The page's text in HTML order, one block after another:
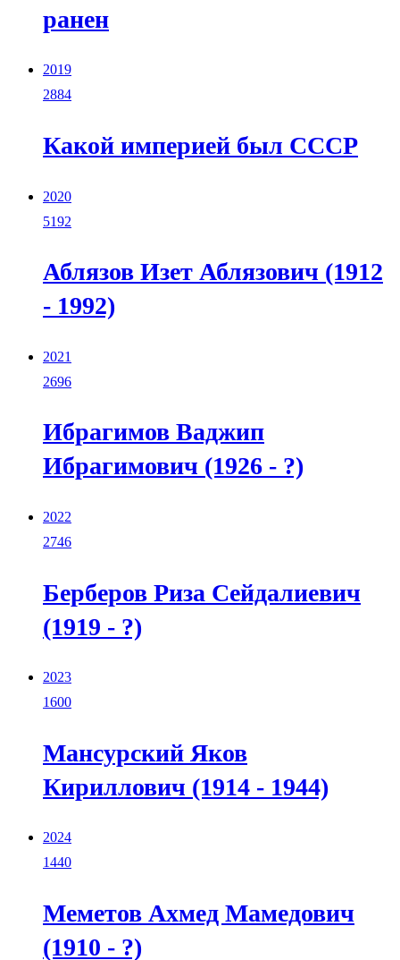
ранен
2019
2884
Какой империей был СССР
2020
5192
Аблязов Изет Аблязович (1912
- 1992)
2021
2696
Ибрагимов Ваджип
Ибрагимович (1926 - ?)
2022
2746
Берберов Риза Сейдалиевич
(1919 - ?)
2023
1600
Мансурский Яков
Кириллович (1914 - 1944)
2024
1440
Меметов Ахмед Мамедович
(1910 - ?)